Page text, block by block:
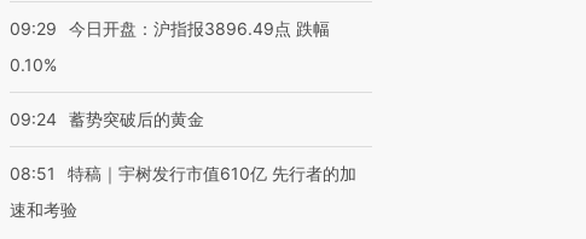
09:29
今日开盘：沪指报3896.49点 跌幅
0.10%
09:24 蓄势突破后的黄金
08:51
特稿｜宇树发行市值610亿 先行者的加
速和考验